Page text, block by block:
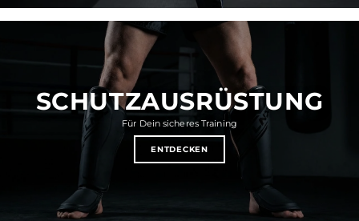
SCHUTZAUSRÜSTUNG
Für Dein sicheres Training
ENTDECKEN